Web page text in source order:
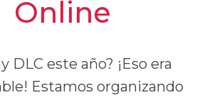
Online
DLC este año? ¡Eso era
Estamos organizando